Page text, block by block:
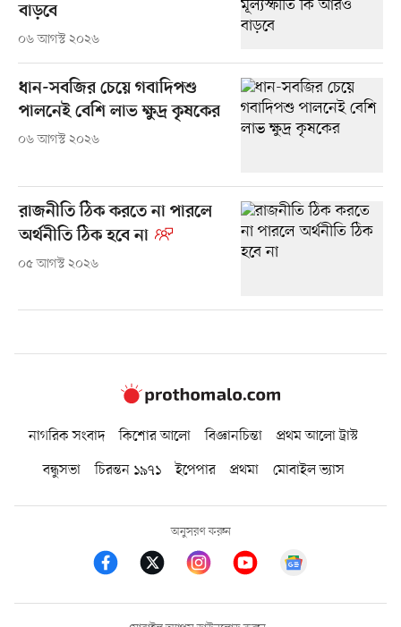
বাড়বে
০৬ আগস্ট ২০২৬
ধান-সবজির চেয়ে গবাদিপশু
পালনেই বেশি লাভ ক্ষুদ্র কৃষকের
০৬ আগস্ট ২০২৬
রাজনীতি ঠিক করতে না পারলে
অর্থনীতি ঠিক হবে না
০৫ আগস্ট ২০২৬
নাগরিক সংবাদ কিশোর আলো বিজ্ঞানচিন্তা
প্রথম আলো ট্রাস্ট
বন্ধুসভা
চিরন্তন ১৯৭১ ইপেপার প্রথমা মোবাইল ভ্যাস
অনুসরণ করুন